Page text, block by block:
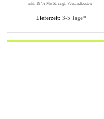
Lieferzeit: 3-5 Tage*
inkl. 19 % MwSt. zzgl. Versandkosten